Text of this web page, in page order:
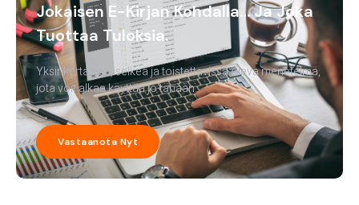
Jokaisen E-Kirjan Kohdalla… Ja Joka
Tuottaa Tuloksia.
Yksinkertainen, selkeä ja toistettavissa oleva menetelmä,
jota voit alkaa käyttää jo tänään.
Vastaanota Nyt